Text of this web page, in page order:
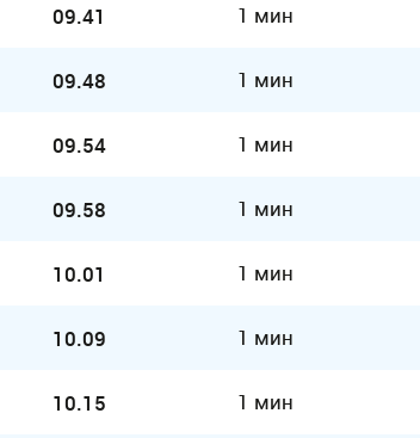
09.41 1 мин
09.48 1 мин
09.54 1 мин
09.58 1 мин
10.01 1 мин
10.09 1 мин
10.15 1 мин